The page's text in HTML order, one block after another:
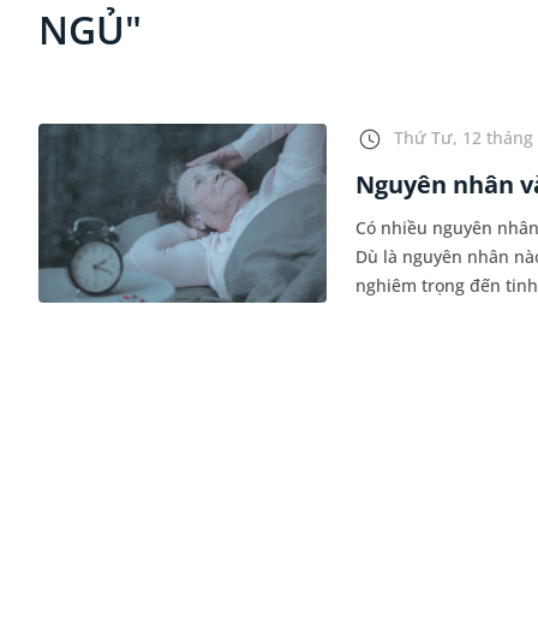
NGỦ"
Thứ Tư, 12 tháng
Nguyên nhân
Có nhiều nguyên
Dù là nguyên nhân
nghiêm trọng đến